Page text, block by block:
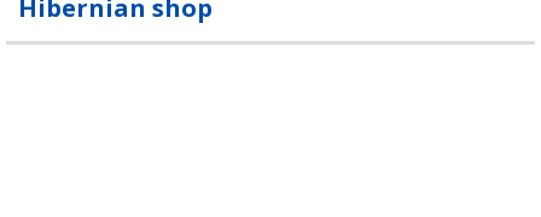
Hibernian shop